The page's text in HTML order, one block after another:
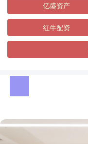
亿盛资产
红牛配资